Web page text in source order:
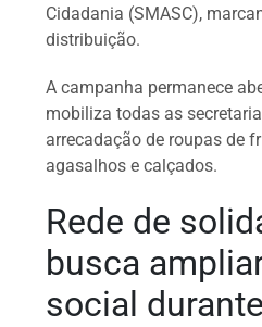
Cidadania (SMASC),
distribuição.
A campanha permanece
mobiliza todas as
arrecadação de roupas de
agasalhos e calçados.
Rede de
busca
social